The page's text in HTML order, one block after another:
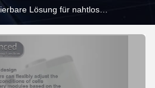
Lösung für nahtlose